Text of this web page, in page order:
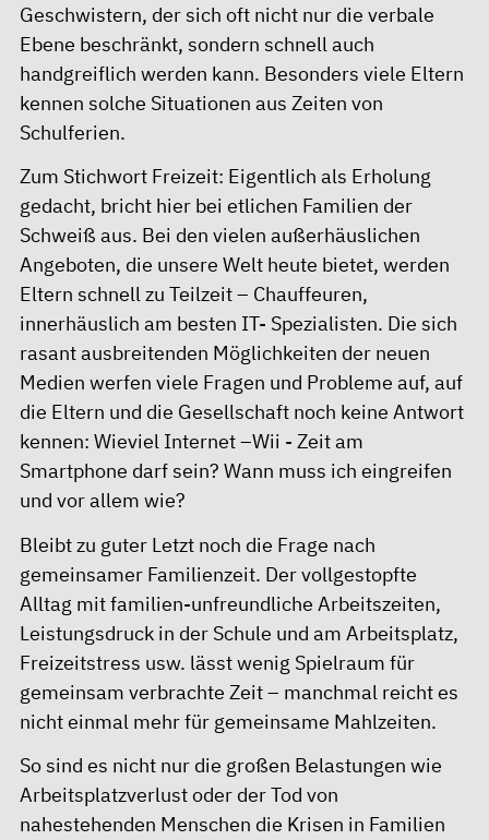
Geschwistern, der sich oft nicht nur die verbale
Ebene beschränkt, sondern schnell auch
handgreiflich werden kann. Besonders viele Eltern
kennen solche Situationen aus Zeiten von
Schulferien.
Zum Stichwort Freizeit: Eigentlich als Erholung
gedacht, bricht hier bei etlichen Familien der
Schweiß aus. Bei den vielen außerhäuslichen
Angeboten, die unsere Welt heute bietet, werden
Eltern schnell zu Teilzeit – Chauffeuren,
innerhäuslich am besten IT- Spezialisten. Die sich
rasant ausbreitenden Möglichkeiten der neuen
Medien werfen viele Fragen und Probleme auf, auf
die Eltern und die Gesellschaft noch keine Antwort
kennen: Wieviel Internet –Wii - Zeit am
Smartphone darf sein? Wann muss ich eingreifen
und vor allem wie?
Bleibt zu guter Letzt noch die Frage nach
gemeinsamer Familienzeit. Der vollgestopfte
Alltag mit familien-unfreundliche Arbeitszeiten,
Leistungsdruck in der Schule und am Arbeitsplatz,
Freizeitstress usw. lässt wenig Spielraum für
gemeinsam verbrachte Zeit – manchmal reicht es
nicht einmal mehr für gemeinsame Mahlzeiten.
So sind es nicht nur die großen Belastungen wie
Arbeitsplatzverlust oder der Tod von
nahestehenden Menschen die Krisen in Familien